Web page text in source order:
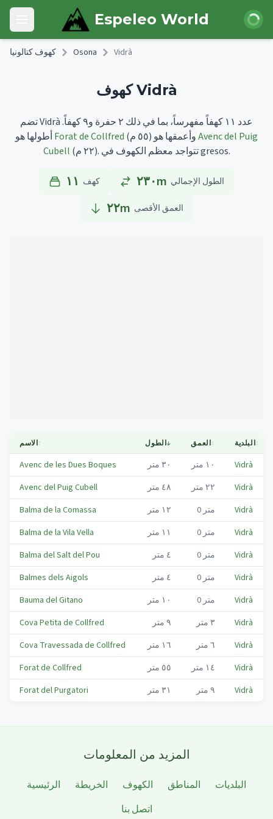
Skip to main content
Open main menu Espeleo World الدخول
كهوف كتالونيا Osona Vidrà
كهوف Vidrà
تضم Vidrà عدد ١١ كهفاً مفهرساً، بما في ذلك ٢ حفرة و٩ كهفاً.
Forat de Collfred (٥٥ م)
Avenc del Puig
Cubell
(٢٢ م). تتواجد معظم الكهوف في gresos.
١١ كهف ٢٣٠m الطول الإجمالي
٢٢m العمق الأقصى
الاسم↕ الطول↓ العمق↕ البلدية↕
Avenc de les Dues Boques ٣٠ متر ١٠ متر
Vidrà
Avenc del Puig Cubell
٤٨ متر ٢٢ متر
Vidrà
Balma de la Comassa
١٢ متر 0 متر
Vidrà
Balma de la Vila Vella
١١ متر 0 متر
Vidrà
Balma del Salt del Pou
٤ متر 0 متر
Vidrà
Balmes dels Aigols
٤ متر 0 متر
Vidrà
Bauma del Gitano
١٠ متر 0 متر
Vidrà
Cova Petita de Collfred
٩ متر ٣ متر
Vidrà
Cova Travessada de Collfred
١٦ متر ٦ متر
Vidrà
Forat de Collfred
٥٥ متر ١٤ متر
Vidrà
Forat del Purgatori
٣١ متر ٩ متر Vidrà
المزيد من المعلومات
الرئيسية الخريطة الكهوف المناطق
البلديات
اتصل بنا